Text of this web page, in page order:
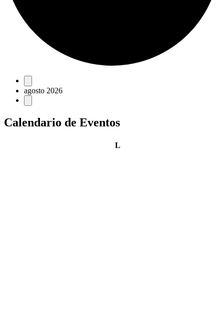
Eventos
agosto 2026
Calendario de Eventos
Llunes